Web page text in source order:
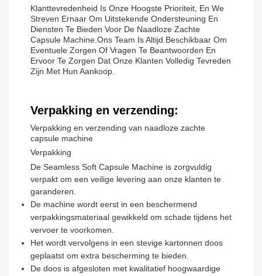
Klanttevredenheid Is Onze Hoogste Prioriteit, En We
Streven Ernaar Om Uitstekende Ondersteuning En
Diensten Te Bieden Voor De Naadloze Zachte
Capsule Machine.Ons Team Is Altijd Beschikbaar Om
Eventuele Zorgen Of Vragen Te Beantwoorden En
Ervoor Te Zorgen Dat Onze Klanten Volledig Tevreden
Zijn Met Hun Aankoop.
Verpakking en verzending:
Verpakking en verzending van naadloze zachte
capsule machine
Verpakking
De Seamless Soft Capsule Machine is zorgvuldig
verpakt om een veilige levering aan onze klanten te
garanderen.
De machine wordt eerst in een beschermend
verpakkingsmateriaal gewikkeld om schade tijdens het
vervoer te voorkomen.
Het wordt vervolgens in een stevige kartonnen doos
geplaatst om extra bescherming te bieden.
De doos is afgesloten met kwalitatief hoogwaardige